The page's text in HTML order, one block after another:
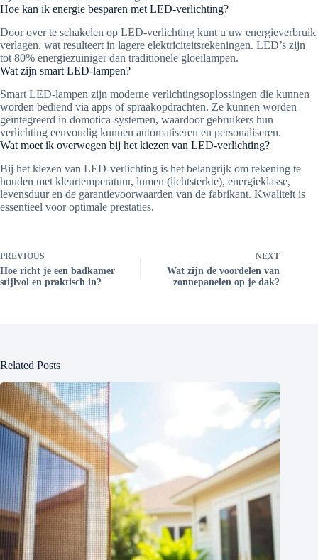
Hoe kan ik energie besparen met LED-verlichting?
Door over te schakelen op LED-verlichting kunt u uw energieverbruik
verlagen, wat resulteert in lagere elektriciteitsrekeningen. LED’s zijn
tot 80% energiezuiniger dan traditionele gloeilampen.
Wat zijn smart LED-lampen?
Smart LED-lampen zijn moderne verlichtingsoplossingen die kunnen
worden bediend via apps of spraakopdrachten. Ze kunnen worden
geïntegreerd in domotica-systemen, waardoor gebruikers hun
verlichting eenvoudig kunnen automatiseren en personaliseren.
Wat moet ik overwegen bij het kiezen van LED-verlichting?
Bij het kiezen van LED-verlichting is het belangrijk om rekening te
houden met kleurtemperatuur, lumen (lichtsterkte), energieklasse,
levensduur en de garantievoorwaarden van de fabrikant. Kwaliteit is
essentieel voor optimale prestaties.
PREVIOUS
Hoe richt je een badkamer
stijlvol en praktisch in?
NEXT
Wat zijn de voordelen van
zonnepanelen op je dak?
Related Posts